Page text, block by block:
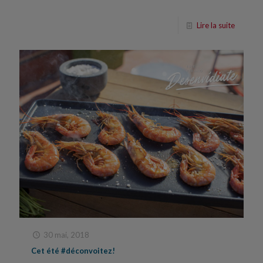
Lire la suite
30 mai, 2018
Cet été #déconvoitez!